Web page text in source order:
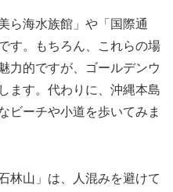
ら海水族館」や「国際通
す。もちろん、これらの場
力的ですが、ゴールデンウ
ます。代わりに、沖縄本島
ビーチや小道を歩いてみま
林山」は、人混みを避けて